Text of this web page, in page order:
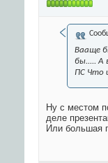
Вааще
бы..... А
ПС Что
Ну с местом
деле
Или большая